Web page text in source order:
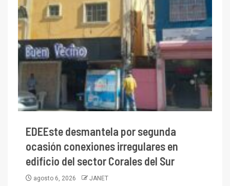
EDEEste desmantela por segunda
ocasión conexiones irregulares en
edificio del sector Corales del Sur
agosto 6, 2026 JANET